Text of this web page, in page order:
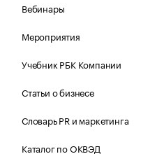
Вебинары
Мероприятия
Учебник РБК Компании
Статьи о бизнесе
Словарь PR и маркетинга
Каталог по ОКВЭД